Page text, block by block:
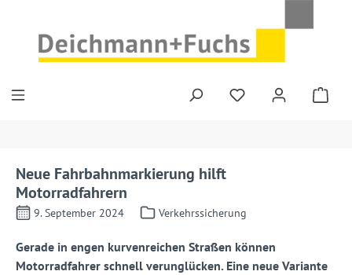
Neue Fahrbahnmarkierung hilft
Motorradfahrern
9. September 2024 Verkehrssicherung
Gerade in engen kurvenreichen Straßen können
Motorradfahrer schnell verunglücken. Eine neue Variante